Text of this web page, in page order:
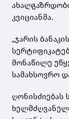
კვიციანმა.
„ჯარის
მონაწილე
სამახსოვრო
ღონისძიებას